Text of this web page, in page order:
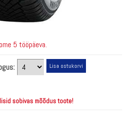
5 tööpäeva.
sobivas mõõdus toote!